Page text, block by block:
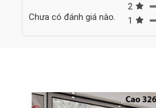
Ngoài ra, tranh đá tự nhiên dễ
đẹp như mới.
Tranh đá đơn tấm sử dụng chất
3.2.Tranh đá tự nhiên đối xứng
Chưa có đánh giá nào.
2
1